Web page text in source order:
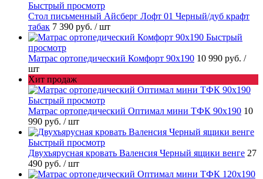
Быстрый просмотр
Стол письменный Айсберг Лофт 01 Черный/дуб крафт
табак 7 390 руб. / шт
Быстрый
просмотр
Матрас ортопедический Комфорт 90х190 10 990 руб. /
шт
Хит продаж
Быстрый просмотр
Матрас ортопедический Оптимал мини ТФК 90х190 10
990 руб. / шт
Быстрый просмотр
Двухъярусная кровать Валенсия Черный ящики венге 27
490 руб. / шт